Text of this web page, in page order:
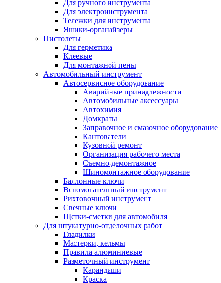
Для ручного инструмента
Для электроинструмента
Тележки для инструмента
Ящики-органайзеры
Пистолеты
Для герметика
Клеевые
Для монтажной пены
Автомобильный инструмент
Автосервисное оборудование
Аварийные принадлежности
Автомобильные аксессуары
Автохимия
Домкраты
Заправочное и смазочное оборудование
Кантователи
Кузовной ремонт
Организация рабочего места
Съемно-демонтажное
Шиномонтажное оборудование
Баллонные ключи
Вспомогательный инструмент
Рихтовочный инструмент
Свечные ключи
Щетки-сметки для автомобиля
Для штукатурно-отделочных работ
Гладилки
Мастерки, кельмы
Правила алюминиевые
Разметочный инструмент
Карандаши
Краска